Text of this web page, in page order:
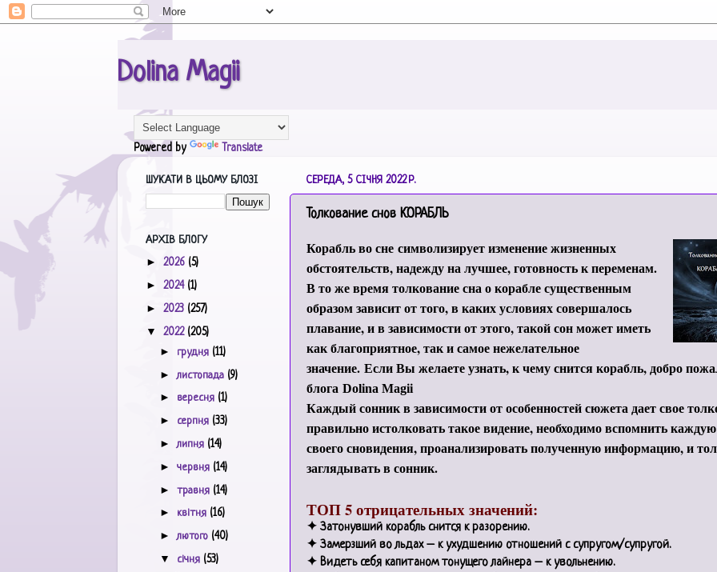
Dolina Magii
Powered by Translate
СЕРЕДА, 5 СІЧНЯ 2022 Р.
Толкование снов КОРАБЛЬ
Корабль во сне символизирует изменение жизненных
обстоятельств, надежду на лучшее, готовность к переменам.
В то же время толкование сна о корабле существенным
образом зависит от того, в каких условиях совершалось
плавание, и в зависимости от этого, такой сон может иметь
как благоприятное, так и самое нежелательное
значение. Если Вы желаете узнать, к чему снится корабль, добро
блога Dolina Magii
Каждый сонник в зависимости от особенностей сюжета дает свое
правильно истолковать такое видение, необходимо вспомнить
своего сновидения, проанализировать полученную информацию, и
заглядывать в сонник.
ТОП 5 отрицательных значений:
✦ Затонувший корабль снится к разорению.
✦ Замерзший во льдах – к ухудшению отношений с супругом/супругой.
✦ Видеть себя капитаном тонущего лайнера –к увольнению.
ШУКАТИ В ЦЬОМУ БЛОЗІ
АРХІВ БЛОГУ
► 2026 (5)
► 2024 (1)
► 2023 (257)
▼ 2022 (205)
► грудня (11)
►листопада (9)
► вересня (1)
► серпня (33)
►липня (14)
►червня (14)
►травня (14)
► квітня (16)
►лютого (40)
▼ січня (53)